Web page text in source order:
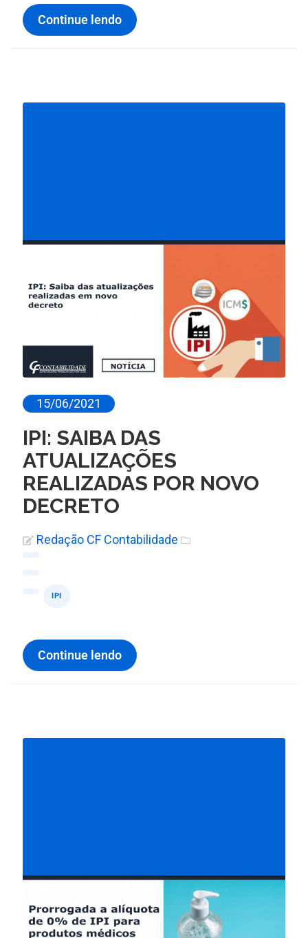
Continue lendo
15/06/2021
IPI: SAIBA DAS
ATUALIZAÇÕES
REALIZADAS POR NOVO
DECRETO
Redação CF Contabilidade
IPI
Continue lendo